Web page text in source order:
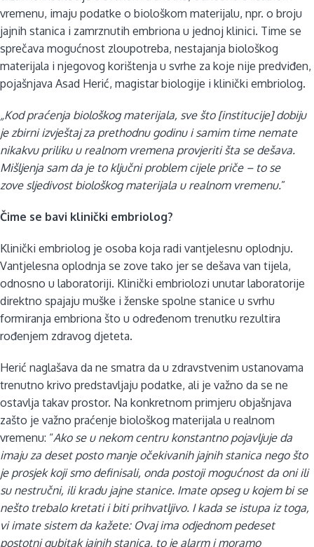
vremenu, imaju podatke o biološkom materijalu, npr. o broju
jajnih stanica i zamrznutih embriona u jednoj klinici. Time se
sprečava mogućnost zloupotreba, nestajanja biološkog
materijala i njegovog korištenja u svrhe za koje nije predviđen,
pojašnjava Asad Herić, magistar biologije i klinički embriolog.
„Kod praćenja biološkog materijala, sve što [institucije] dobiju
je zbirni izvještaj za prethodnu godinu i samim time nemate
nikakvu priliku u realnom vremena provjeriti šta se dešava.
Mišljenja sam da je to ključni problem cijele priče – to se
zove sljedivost biološkog materijala u realnom vremenu.”
Čime se bavi klinički embriolog?
Klinički embriolog je osoba koja radi vantjelesnu oplodnju.
Vantjelesna oplodnja se zove tako jer se dešava van tijela,
odnosno u laboratoriji. Klinički embriolozi unutar laboratorije
direktno spajaju muške i ženske spolne stanice u svrhu
formiranja embriona što u određenom trenutku rezultira
rođenjem zdravog djeteta.
Herić naglašava da ne smatra da u zdravstvenim ustanovama
trenutno krivo predstavljaju podatke, ali je važno da se ne
ostavlja takav prostor. Na konkretnom primjeru objašnjava
zašto je važno praćenje biološkog materijala u realnom
vremenu: “Ako se u nekom centru konstantno pojavljuje da
imaju za deset posto manje očekivanih jajnih stanica nego što
je prosjek koji smo definisali, onda postoji mogućnost da oni ili
su nestručni, ili kradu jajne stanice. Imate opseg u kojem bi se
nešto trebalo kretati i biti prihvatljivo. I kada se istupa iz toga,
vi imate sistem da kažete: Ovaj ima odjednom pedeset
postotni gubitak jajnih stanica, to je alarm i moramo